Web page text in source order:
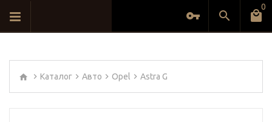
0
Каталог Авто Opel Astra G